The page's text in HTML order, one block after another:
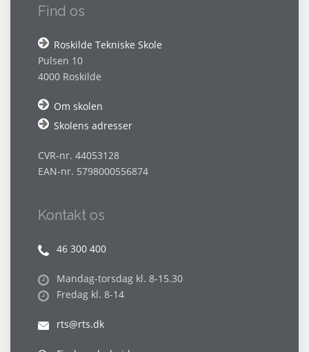
Find os
Roskilde Tekniske Skole
Pulsen 10
4000 Roskilde
Om skolen
Skolens adresser
CVR-nr. 44053128
EAN-nr. 5798000556874
Kontakt os
46 300 400
Mandag-torsdag kl. 8-15.30
Fredag kl. 8-14
rts@rts.dk